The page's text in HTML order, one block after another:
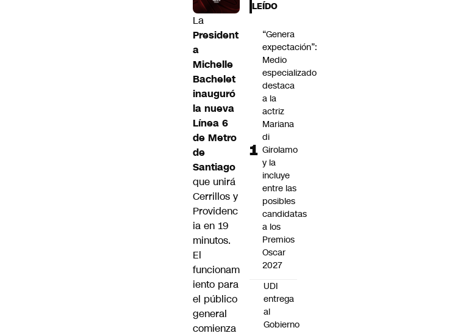
La
President
a
Michelle
Bachelet
inauguró
la nueva
Línea 6
de Metro
de
Santiago
que unirá
Cerrillos y
Providenc
ia en 19
minutos.
El
funcionam
iento para
el público
general
comienza
LEÍDO
“Genera
expectación”:
Medio
especializado
destaca
a la
actriz
Mariana
di
Girolamo
y la
incluye
entre las
posibles
candidatas
a los
Premios
Oscar
2027
UDI
entrega
al
Gobierno